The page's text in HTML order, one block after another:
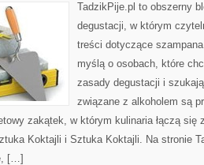
TadzikPije.pl to obszerny
degustacji, w którym
treści dotyczące
myślą o osobach, które
zasady degustacji i
związane z alkoholem są
zakątek, w którym kulinaria łączą się
Koktajli i Sztuka Koktajli. Na stronie
[…]